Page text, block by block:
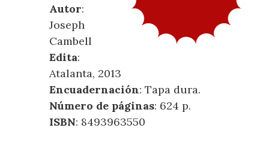
Autor:
Joseph
Cambell
Edita:
Atalanta, 2013
Encuadernación: Tapa dura.
Número de páginas: 624 p.
ISBN: 8493963550